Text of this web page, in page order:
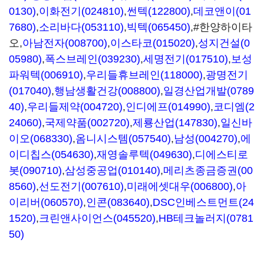
0130),이화전기(024810),썬텍(122800),데코앤이(01
7680),소리바다(053110),빅텍(065450),#한양하이타
오,아남전자(008700),이스타코(015020),성지건설(0
05980),폭스브레인(039230),세명전기(017510),보성
파워텍(006910),우리들휴브레인(118000),광명전기
(017040),행남생활건강(008800),일경산업개발(0789
40),우리들제약(004720),인디에프(014990),코디엠(2
24060),국제약품(002720),제룡산업(147830),일신바
이오(068330),옴니시스템(057540),남성(004270),에
이디칩스(054630),재영솔루텍(049630),디에스티로
봇(090710),삼성중공업(010140),메리츠종금증권(00
8560),선도전기(007610),미래에셋대우(006800),아
이리버(060570),인콘(083640),DSC인베스트먼트(24
1520),크린앤사이언스(045520),HB테크놀러지(0781
50)